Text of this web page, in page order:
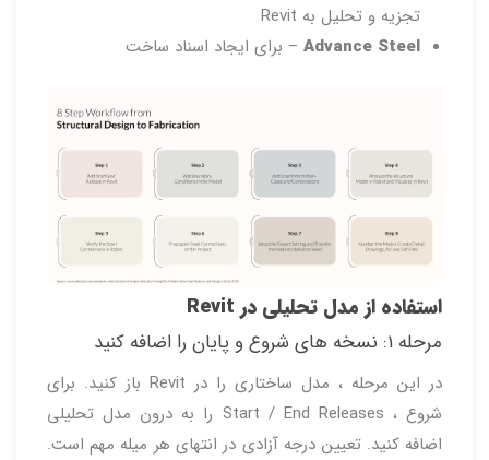
تجزیه و تحلیل به Revit
Advance Steel– برای ایجاد اسناد ساخت
استفاده از مدل تحلیلی در Revit
مرحله ۱: نسخه های شروع و پایان را اضافه کنید
در این مرحله ، مدل ساختاری را در Revit باز کنید. برای
شروع ، Start / End Releases را به درون مدل تحلیلی
اضافه کنید. تعیین درجه آزادی در انتهای هر میله مهم است.